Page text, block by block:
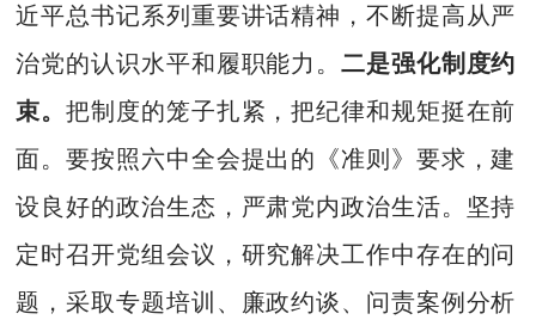
近平总书记系列重要讲话精神，不断提高从严
治党的认识水平和履职能力。二是强化制度约
束。把制度的笼子扎紧，把纪律和规矩挺在前
面。要按照六中全会提出的《准则》要求，建
设良好的政治生态，严肃党内政治生活。坚持
定时召开党组会议，研究解决工作中存在的问
题，采取专题培训、廉政约谈、问责案例分析